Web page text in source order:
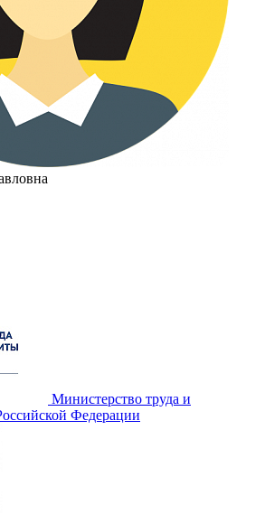
Министерство труда и
Федерации